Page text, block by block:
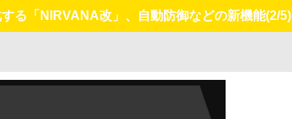
る「NIRVANA改」、自動防御などの新機能(2/5)